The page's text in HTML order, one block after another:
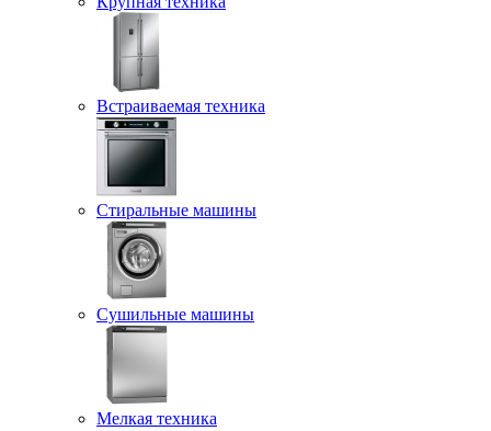
Встраиваемая техника
Стиральные машины
Сушильные машины
Мелкая техника